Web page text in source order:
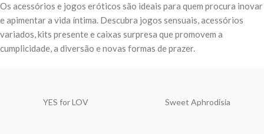
Os acessórios e jogos eróticos são ideais para quem procura inovar
e apimentar a vida íntima. Descubra jogos sensuais, acessórios
variados, kits presente e caixas surpresa que promovem a
cumplicidade, a diversão e novas formas de prazer.
YES for LOV Sweet Aphrodisia